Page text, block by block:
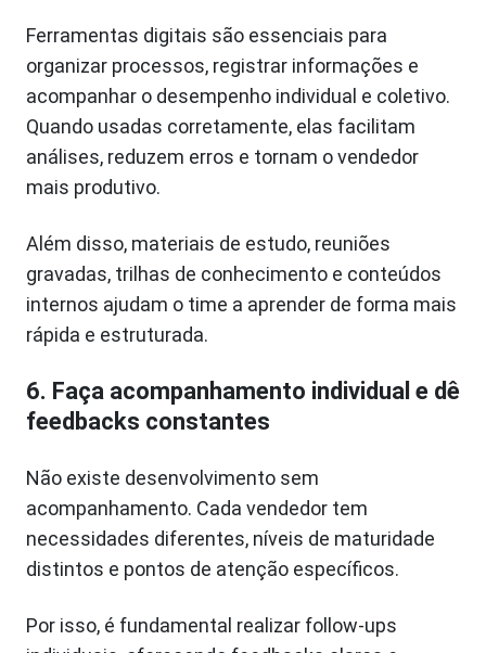
Ferramentas digitais são essenciais para
organizar processos, registrar informações e
acompanhar o desempenho individual e coletivo.
Quando usadas corretamente, elas facilitam
análises, reduzem erros e tornam o vendedor
mais produtivo.
Além disso, materiais de estudo, reuniões
gravadas, trilhas de conhecimento e conteúdos
internos ajudam o time a aprender de forma mais
rápida e estruturada.
6. Faça acompanhamento individual e dê
feedbacks constantes
Não existe desenvolvimento sem
acompanhamento. Cada vendedor tem
necessidades diferentes, níveis de maturidade
distintos e pontos de atenção específicos.
Por isso, é fundamental realizar follow-ups